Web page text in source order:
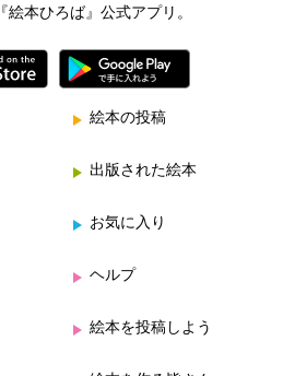
『絵本ひろば』公式アプリ。
絵本の投稿
出版された絵本
お気に入り
ヘルプ
絵本を投稿しよう